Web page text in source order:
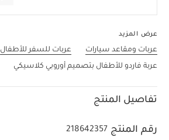
عرض المزيد
عربات ومقاعد سيارات
عربات للسفر للأطفال
عربة فاردو للأطفال بتصميم أوروبي كلاسيكي
تفاصيل المنتج
رقم المنتج 218642357